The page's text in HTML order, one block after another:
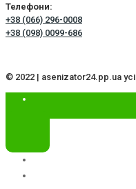
Телефони:
+38 (066) 296-0008
+38 (098) 0099-686
© 2022 | asenizator24.pp.ua